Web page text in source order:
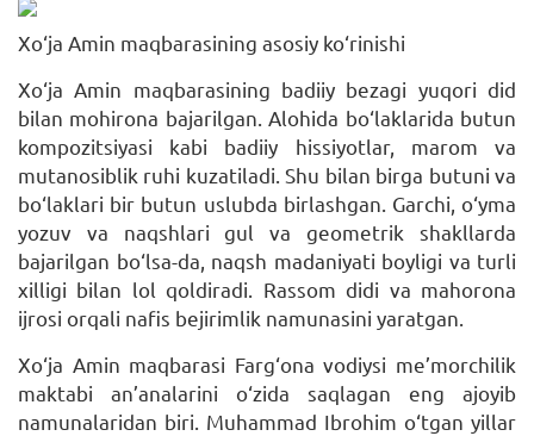
Xo‘ja Amin maqbarasining asosiy ko‘rinishi
Xo‘ja Amin maqbarasining badiiy bezagi yuqori did
bilan mohirona bajarilgan. Alohida bo‘laklarida butun
kompozitsiyasi kabi badiiy hissiyotlar, marom va
mutanosiblik ruhi kuzatiladi. Shu bilan birga butuni va
bo‘laklari bir butun uslubda birlashgan. Garchi, o‘yma
yozuv va naqshlari gul va geometrik shakllarda
bajarilgan bo‘lsa-da, naqsh madaniyati boyligi va turli
xilligi bilan lol qoldiradi. Rassom didi va mahorona
ijrosi orqali nafis bejirimlik namunasini yaratgan.
Xo‘ja Amin maqbarasi Farg‘ona vodiysi me’morchilik
maktabi an’analarini o‘zida saqlagan eng ajoyib
namunalaridan biri. Muhammad Ibrohim o‘tgan yillar